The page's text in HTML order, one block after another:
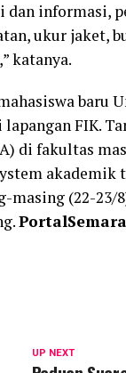
informasi,
ukur jaket,
katanya.
baru
FIK.
di fakultas
akademik
(22-23/
UP NEXT